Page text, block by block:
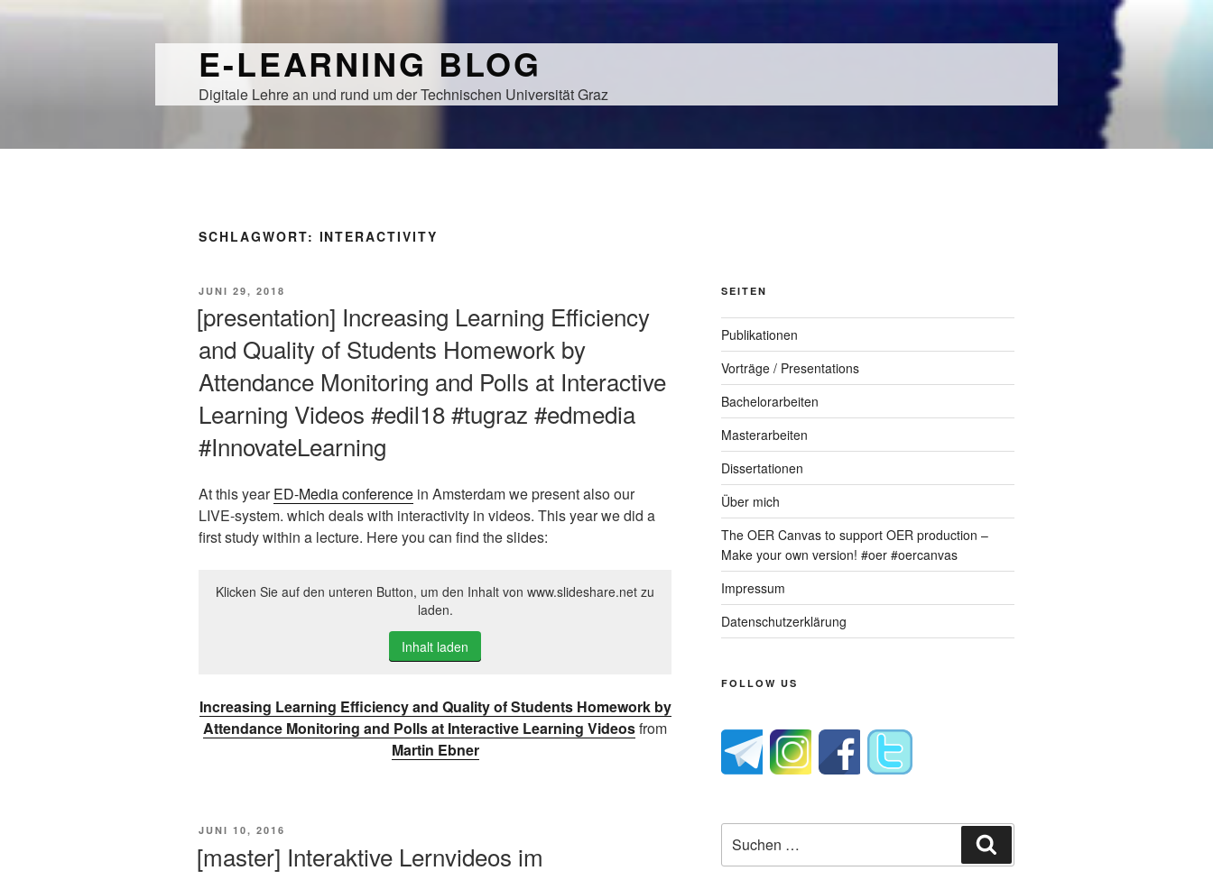
E-LEARNING BLOG
Digitale Lehre an und rund um der Technischen Universität Graz
SCHLAGWORT: INTERACTIVITY
VERÖFFENTLICHT
JUNI 29, 2018
[presentation] Increasing Learning Efficiency
and Quality of Students Homework by
Attendance Monitoring and Polls at Interactive
Learning Videos #edil18 #tugraz #edmedia
#InnovateLearning
At this yearED-Media conference in Amsterdam we present also our
LIVE-system. which deals with interactivity in videos. This year we did a
first study within a lecture. Here you can find the slides:
Klicken Sie auf den unteren Button, um den Inhalt von www.slideshare.net zu
laden.
Inhalt laden
Increasing Learning Efficiency and Quality of Students Homework by
Attendance Monitoring and Polls at Interactive Learning Videosfrom
Martin Ebner
VERÖFFENTLICHT
JUNI 10, 2016
[master] Interaktive Lernvideos im
SEITEN
Publikationen
Vorträge / Presentations
Bachelorarbeiten
Masterarbeiten
Dissertationen
Über mich
The OER Canvas to support OER production –
Make your own version! #oer #oercanvas
Impressum
Datenschutzerklärung
FOLLOW US
nach: